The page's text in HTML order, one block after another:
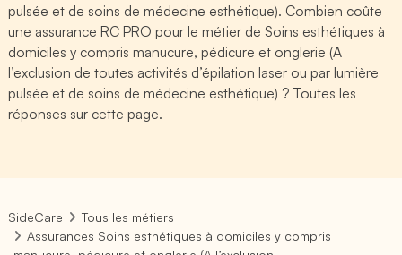
pulsée et de soins de médecine esthétique). Combien coûte
une assurance RC PRO pour le métier de Soins esthétiques à
domiciles y compris manucure, pédicure et onglerie (A
l’exclusion de toutes activités d’épilation laser ou par lumière
pulsée et de soins de médecine esthétique) ? Toutes les
réponses sur cette page.
SideCare
Tous les métiers
Assurances Soins esthétiques à domiciles y compris